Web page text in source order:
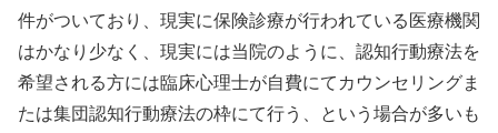
件がついており、現実に保険診療が行われている医療機関
はかなり少なく、現実には当院のように、認知行動療法を
希望される方には臨床心理士が自費にてカウンセリングま
たは集団認知行動療法の枠にて行う、という場合が多いも